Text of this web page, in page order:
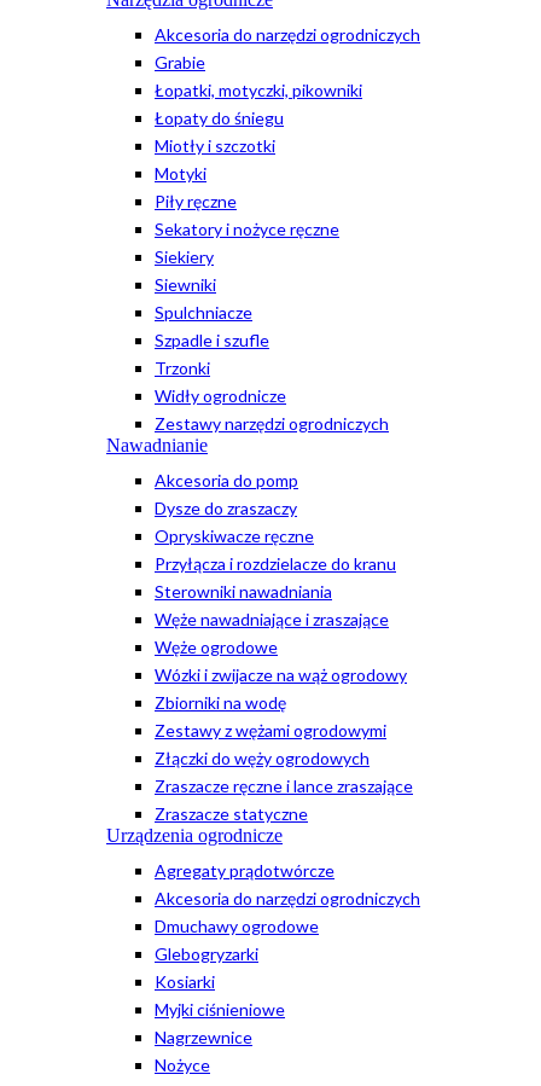
Akcesoria do narzędzi ogrodniczych
Grabie
Łopatki, motyczki, pikowniki
Łopaty do śniegu
Miotły i szczotki
Motyki
Piły ręczne
Sekatory i nożyce ręczne
Siekiery
Siewniki
Spulchniacze
Szpadle i szufle
Trzonki
Widły ogrodnicze
Zestawy narzędzi ogrodniczych
Nawadnianie
Akcesoria do pomp
Dysze do zraszaczy
Opryskiwacze ręczne
Przyłącza i rozdzielacze do kranu
Sterowniki nawadniania
Węże nawadniające i zraszające
Węże ogrodowe
Wózki i zwijacze na wąż ogrodowy
Zbiorniki na wodę
Zestawy z wężami ogrodowymi
Złączki do węży ogrodowych
Zraszacze ręczne i lance zraszające
Zraszacze statyczne
Urządzenia ogrodnicze
Agregaty prądotwórcze
Akcesoria do narzędzi ogrodniczych
Dmuchawy ogrodowe
Glebogryzarki
Kosiarki
Myjki ciśnieniowe
Nagrzewnice
Nożyce